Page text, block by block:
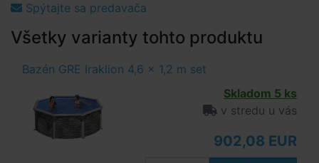
Spýtajte sa predavača
Všetky varianty tohto produktu
Bazén GRE Iraklion 4,6 x 1,2 m set
Skladom 5 ks
v stredu u vás
902,08 EUR